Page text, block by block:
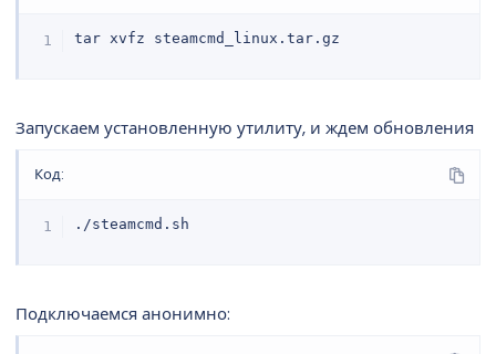
tar xvfz steamcmd_linux.tar.gz
Запускаем установленную утилиту, и ждем обновления
Код:
./steamcmd.sh
Подключаемся анонимно: